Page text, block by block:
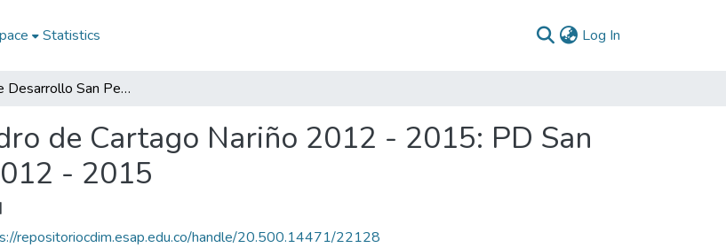
Statistics Log In
Plan de Desarrollo San Pedro de Cartago Nariño 2012 - 2015: PD San Pedro de Cartago Nariño 2012 - 2015
de Cartago Nariño 2012 - 2015: PD San
- 2015
repositoriocdim.esap.edu.co/handle/20.500.14471/22128